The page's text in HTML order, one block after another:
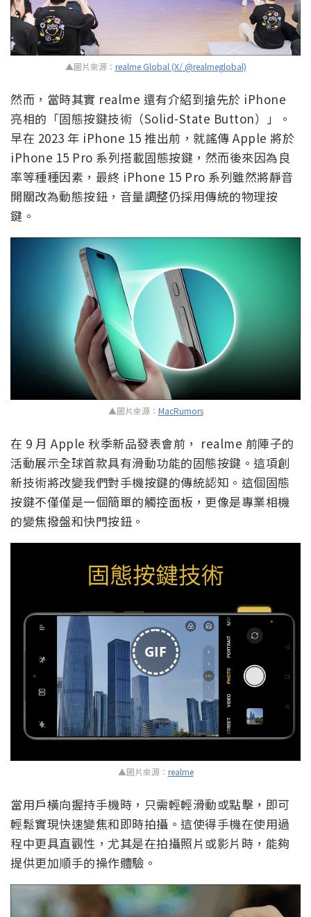
▲圖片來源： realme Global (X/ @realmeglobal)
然而，當時其實 realme 還有介紹到搶先於 iPhone
亮相的「固態按鍵技術（Solid-State Button）」。
早在 2023 年 iPhone 15 推出前，就謠傳 Apple 將於
iPhone 15 Pro 系列搭載固態按鍵，然而後來因為良
率等種種因素，最終 iPhone 15 Pro 系列雖然將靜音
開關改為動態按鈕，音量調整仍採用傳統的物理按
鍵。
▲圖片來源： MacRumors
在 9 月 Apple 秋季新品發表會前， realme 前陣子的
活動展示全球首款具有滑動功能的固態按鍵。這項創
新技術將改變我們對手機按鍵的傳統認知。這個固態
按鍵不僅僅是一個簡單的觸控面板，更像是專業相機
的變焦撥盤和快門按鈕。
GIF
▲圖片來源： realme
當用戶橫向握持手機時，只需輕輕滑動或點擊，即可
輕鬆實現快速變焦和即時拍攝。這使得手機在使用過
程中更具直觀性，尤其是在拍攝照片或影片時，能夠
提供更加順手的操作體驗。